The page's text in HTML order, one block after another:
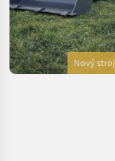
Nový stroj